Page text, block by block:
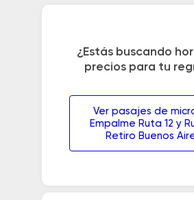
¿Estás buscando
precios para tu
Ver pasajes de
Empalme Ruta 12 y
Retiro Buenos